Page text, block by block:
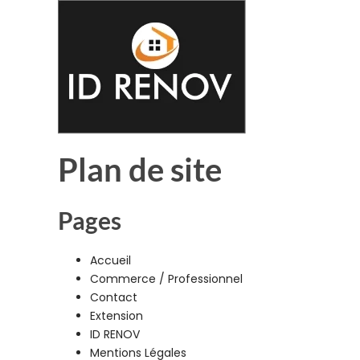
Plan de site
Pages
Accueil
Commerce / Professionnel
Contact
Extension
ID RENOV
Mentions Légales